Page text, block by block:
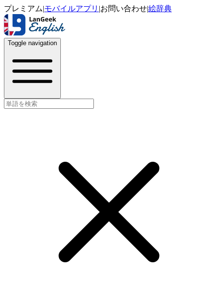
プレミアム|モバイルアプリ |お問い合わせ|絵辞典
Toggle navigation